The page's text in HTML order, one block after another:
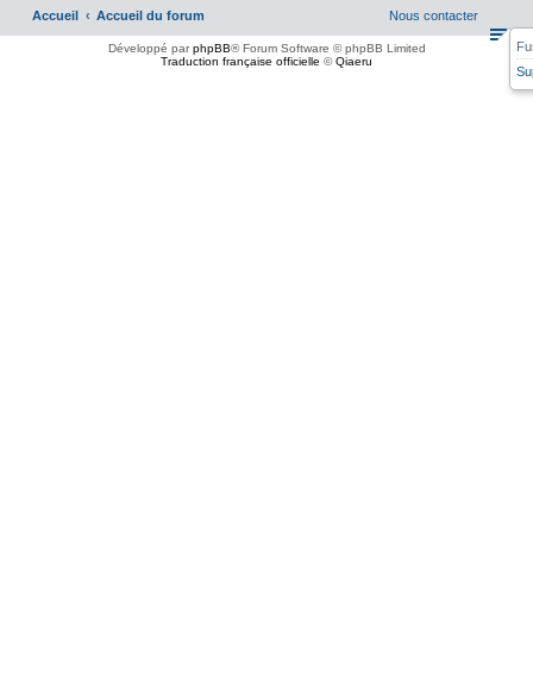
Accueil Accueil du forum Nous contacter
Développé parphpBB® Forum Software © phpBB Limited
Traduction française officielle ©Qiaeru